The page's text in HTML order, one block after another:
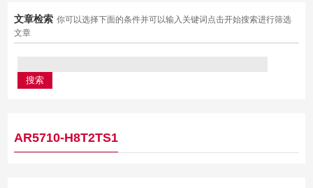
文章检索 你可以选择下面的条件并可以输入关键词点击开始搜索进行筛选
文章
AR5710-H8T2TS1